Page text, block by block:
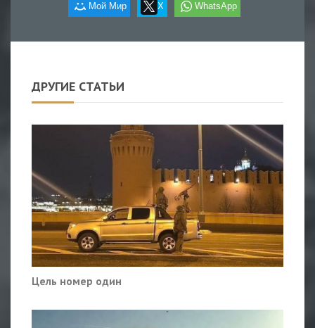
Мой Мир X WhatsApp
ДРУГИЕ СТАТЬИ
Цель номер один